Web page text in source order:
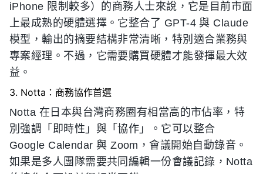
iPhone 限制較多）的商務人士來說，它是目前市面
上最成熟的硬體選擇。它整合了 GPT-4 與 Claude
模型，輸出的摘要結構非常清晰，特別適合業務與
專案經理。不過，它需要購買硬體才能發揮最大效
益。
3. Notta：商務協作首選
Notta 在日本與台灣商務圈有相當高的市佔率，特
別強調「即時性」與「協作」。它可以整合
Google Calendar 與 Zoom，會議開始自動錄音。
如果是多人團隊需要共同編輯一份會議記錄，Notta